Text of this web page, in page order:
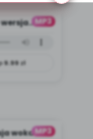
MP3
9.99zł
MP3
wokalna